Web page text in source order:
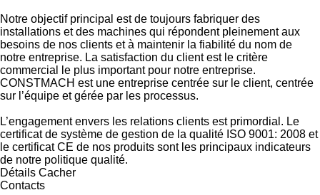
Notre objectif principal est de toujours fabriquer des
installations et des machines qui répondent pleinement aux
besoins de nos clients et à maintenir la fiabilité du nom de
notre entreprise. La satisfaction du client est le critère
commercial le plus important pour notre entreprise.
CONSTMACH est une entreprise centrée sur le client, centrée
sur l’équipe et gérée par les processus.
L’engagement envers les relations clients est primordial. Le
certificat de système de gestion de la qualité ISO 9001: 2008 et
le certificat CE de nos produits sont les principaux indicateurs
de notre politique qualité.
Détails Cacher
Contacts